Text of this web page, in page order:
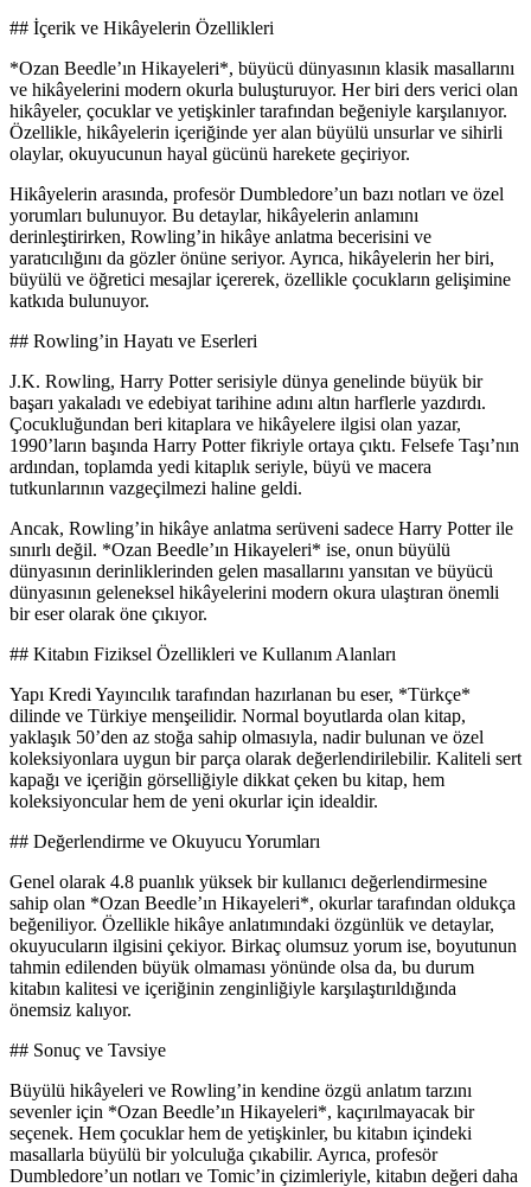
## İçerik ve Hikâyelerin Özellikleri
*Ozan Beedle’ın Hikayeleri*, büyücü dünyasının klasik masallarını
ve hikâyelerini modern okurla buluşturuyor. Her biri ders verici olan
hikâyeler, çocuklar ve yetişkinler tarafından beğeniyle karşılanıyor.
Özellikle, hikâyelerin içeriğinde yer alan büyülü unsurlar ve sihirli
olaylar, okuyucunun hayal gücünü harekete geçiriyor.
Hikâyelerin arasında, profesör Dumbledore’un bazı notları ve özel
yorumları bulunuyor. Bu detaylar, hikâyelerin anlamını
derinleştirirken, Rowling’in hikâye anlatma becerisini ve
yaratıcılığını da gözler önüne seriyor. Ayrıca, hikâyelerin her biri,
büyülü ve öğretici mesajlar içererek, özellikle çocukların gelişimine
katkıda bulunuyor.
## Rowling’in Hayatı ve Eserleri
J.K. Rowling, Harry Potter serisiyle dünya genelinde büyük bir
başarı yakaladı ve edebiyat tarihine adını altın harflerle yazdırdı.
Çocukluğundan beri kitaplara ve hikâyelere ilgisi olan yazar,
1990’ların başında Harry Potter fikriyle ortaya çıktı. Felsefe Taşı’nın
ardından, toplamda yedi kitaplık seriyle, büyü ve macera
tutkunlarının vazgeçilmezi haline geldi.
Ancak, Rowling’in hikâye anlatma serüveni sadece Harry Potter ile
sınırlı değil. *Ozan Beedle’ın Hikayeleri* ise, onun büyülü
dünyasının derinliklerinden gelen masallarını yansıtan ve büyücü
dünyasının geleneksel hikâyelerini modern okura ulaştıran önemli
bir eser olarak öne çıkıyor.
## Kitabın Fiziksel Özellikleri ve Kullanım Alanları
Yapı Kredi Yayıncılık tarafından hazırlanan bu eser, *Türkçe*
dilinde ve Türkiye menşeilidir. Normal boyutlarda olan kitap,
yaklaşık 50’den az stoğa sahip olmasıyla, nadir bulunan ve özel
koleksiyonlara uygun bir parça olarak değerlendirilebilir. Kaliteli sert
kapağı ve içeriğin görselliğiyle dikkat çeken bu kitap, hem
koleksiyoncular hem de yeni okurlar için idealdir.
## Değerlendirme ve Okuyucu Yorumları
Genel olarak 4.8 puanlık yüksek bir kullanıcı değerlendirmesine
sahip olan *Ozan Beedle’ın Hikayeleri*, okurlar tarafından oldukça
beğeniliyor. Özellikle hikâye anlatımındaki özgünlük ve detaylar,
okuyucuların ilgisini çekiyor. Birkaç olumsuz yorum ise, boyutunun
tahmin edilenden büyük olmaması yönünde olsa da, bu durum
kitabın kalitesi ve içeriğinin zenginliğiyle karşılaştırıldığında
önemsiz kalıyor.
## Sonuç ve Tavsiye
Büyülü hikâyeleri ve Rowling’in kendine özgü anlatım tarzını
sevenler için *Ozan Beedle’ın Hikayeleri*, kaçırılmayacak bir
seçenek. Hem çocuklar hem de yetişkinler, bu kitabın içindeki
masallarla büyülü bir yolculuğa çıkabilir. Ayrıca, profesör
Dumbledore’un notları ve Tomic’in çizimleriyle, kitabın değeri daha